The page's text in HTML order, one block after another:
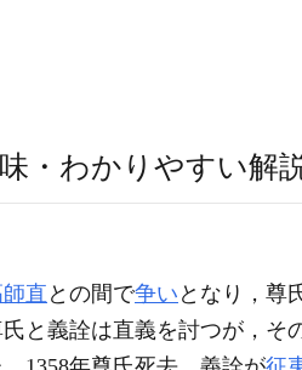
・わかりやすい解
直 との間で争い となり，尊
氏と義詮は直義を討つが，